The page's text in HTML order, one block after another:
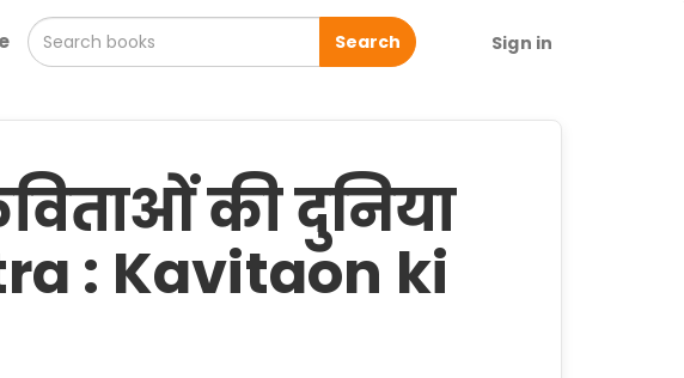
Search Sign in
की दुनिया
: Kavitaon ki